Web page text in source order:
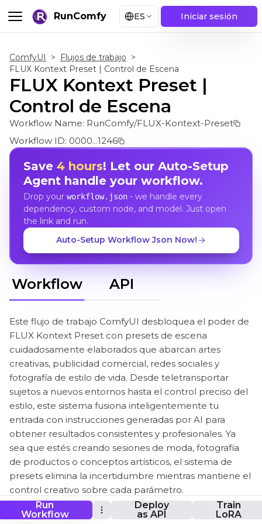
RunComfy ES Iniciar sesión
Run
Workflow
Deploy
as API
Train
LoRA
ComfyUI > Flujos de trabajo >
FLUX Kontext Preset | Control de Escena
FLUX Kontext Preset |
Control de Escena
Workflow Name: RunComfy/FLUX-Kontext-Preset
Workflow ID: 0000...1246
Save 4 hours! Let our Auto-Setup
Agent handle your workflow.
Drop your workflow.json- we handle every
dependency, custom node, and model. Just open
the link and run.
Auto-Setup Workflow Json Now!
Workflow API
Este flujo de trabajo ComfyUI desbloquea el poder de
FLUX Kontext Preset con presets de escena
cuidadosamente elaborados que abarcan artes
creativas, publicidad comercial, redes sociales y
fotografía de estilo de vida. Desde teletransportar
sujetos a nuevos entornos hasta el control preciso del
estilo, este sistema fusiona inteligentemente tu
entrada con instrucciones generadas por AI para
obtener resultados consistentes y profesionales. Ya
sea que estés creando sesiones de moda, fotografía
de productos o conceptos artísticos, el sistema de
presets elimina la incertidumbre mientras mantiene el
control creativo sobre cada parámetro.